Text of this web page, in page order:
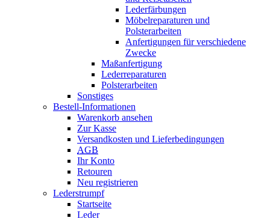
Lederfärbungen
Möbelreparaturen und
Polsterarbeiten
Anfertigungen für verschiedene
Zwecke
Maßanfertigung
Lederreparaturen
Polsterarbeiten
Sonstiges
Bestell-Informationen
Warenkorb ansehen
Zur Kasse
Versandkosten und Lieferbedingungen
AGB
Ihr Konto
Retouren
Neu registrieren
Lederstrumpf
Startseite
Leder